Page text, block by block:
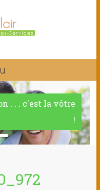
. . . c'est la vôtre
!